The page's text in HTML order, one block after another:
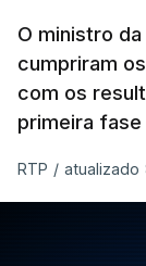
O ministro
cumpriram
com os
primeira
RTP / atualizado